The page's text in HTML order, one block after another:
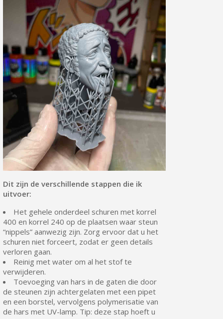
Levering binnen 48-72 uur in Nederland
Betaling in 4x gratis vanaf een aankoopwaarde van 30€.
Je online offerte in minder dan 1 minuut
Deel je creaties en ontvang shopping vouchers
Verzamel loyaliteitspunten bij elke bestelling
Retourneer producten binnen 14 dagen
5€ korting op de eerste bestelling
10€ shopping voucher voor elke verwijzing
Schrijf je in voor de nieuwsbrief: €5 korting
Dit zijn de verschillende stappen die ik
uitvoer:
Het gehele onderdeel schuren met korrel
400 en korrel 240 op de plaatsen waar steun
“nippels” aanwezig zijn. Zorg ervoor dat u het
schuren niet forceert, zodat er geen details
verloren gaan.
Reinig met water om al het stof te
verwijderen.
Toevoeging van hars in de gaten die door
de steunen zijn achtergelaten met een pipet
en een borstel, vervolgens polymerisatie van
de hars met UV-lamp. Tip: deze stap hoeft u